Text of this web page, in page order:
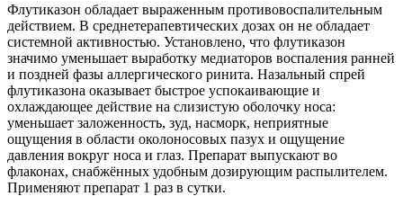
Флутиказон обладает выраженным противовоспалительным
действием. В среднетерапевтических дозах он не обладает
системной активностью. Установлено, что флутиказон
значимо уменьшает выработку медиаторов воспаления ранней
и поздней фазы аллергического ринита. Назальный спрей
флутиказона оказывает быстрое успокаивающие и
охлаждающее действие на слизистую оболочку носа:
уменьшает заложенность, зуд, насморк, неприятные
ощущения в области околоносовых пазух и ощущение
давления вокруг носа и глаз. Препарат выпускают во
флаконах, снабжённых удобным дозирующим распылителем.
Применяют препарат 1 раз в сутки.